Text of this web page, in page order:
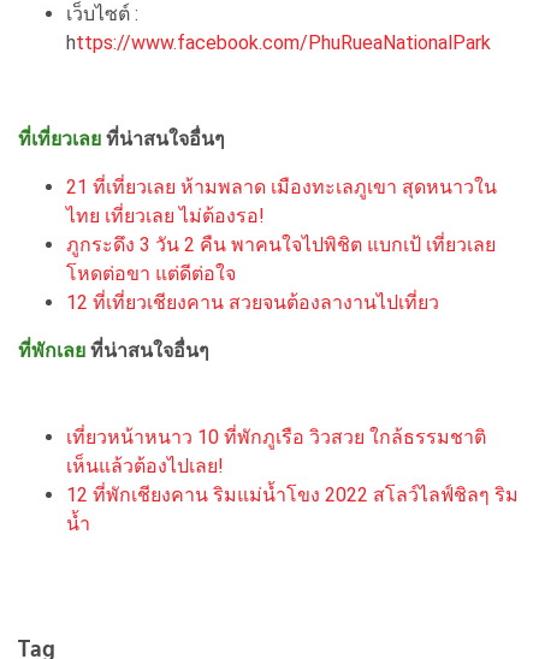
เว็บไซต์ :
https://www.facebook.com/PhuRueaNationalPark
ที่เที่ยวเลย ที่น่าสนใจอื่นๆ
21 ที่เที่ยวเลย ห้ามพลาด เมืองทะเลภูเขา สุดหนาวใน
ไทย เที่ยวเลย ไม่ต้องรอ!
ภูกระดึง 3 วัน 2 คืน พาคนใจไปพิชิต แบกเป้ เที่ยวเลย
โหดต่อขา แต่ดีต่อใจ
12 ที่เที่ยวเชียงคาน สวยจนต้องลางานไปเที่ยว
ที่พักเลย ที่น่าสนใจอื่นๆ
เที่ยวหน้าหนาว 10 ที่พักภูเรือ วิวสวย ใกล้ธรรมชาติ
เห็นแล้วต้องไปเลย!
12 ที่พักเชียงคาน ริมแม่น้ำโขง 2022 สโลว์ไลฟ์ชิลๆ ริม
น้ำ
Tag